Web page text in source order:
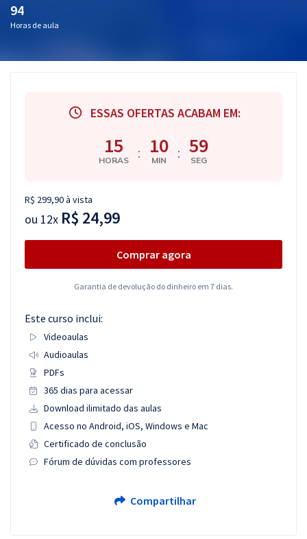
Pós
Blog
Aprovados
94
Horas de aula
ESSAS OFERTAS ACABAM EM:
15
HORAS : 10
MIN : 58
SEG
R$ 299,90 à vista
ou 12x R$ 24,99
Comprar agora
Garantia de devolução do dinheiro em 7 dias.
Este curso inclui:
Videoaulas
Audioaulas
PDFs
365 dias para acessar
Download ilimitado das aulas
Acesso no Android, iOS, Windows e Mac
Certificado de conclusão
Fórum de dúvidas com professores
Compartilhar